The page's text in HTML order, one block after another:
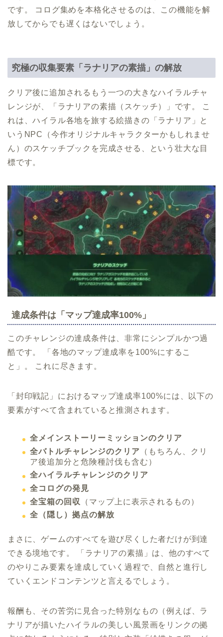
です。 コログ集めを本格化させるのは、この機能を解
放してからでも遅くはないでしょう。
究極の収集要素「ラナリアの素描」の解放
クリア後に追加されるもう一つの大きなハイラルチャ
レンジが、「ラナリアの素描（スケッチ）」です。 こ
れは、ハイラル各地を旅する絵描きの「ラナリア」と
いうNPC（今作オリジナルキャラクターかもしれませ
ん）のスケッチブックを完成させる、という壮大な目
標です。
達成条件は「マップ達成率100%」
このチャレンジの達成条件は、非常にシンプルかつ過
酷です。 「各地のマップ達成率を100%にするこ
と」。 これに尽きます。
「封印戦記」におけるマップ達成率100%には、以下の
要素がすべて含まれていると推測されます。
全メインストーリーミッションのクリア
全バトルチャレンジのクリア （もちろん、クリ
ア後追加分と危険種討伐も含む）
全ハイラルチャレンジのクリア
全コログの発見
全宝箱の回収
（マップ上に表示されるもの）
全（隠し）拠点の解放
まさに、ゲームのすべてを遊び尽くした者だけが到達
できる境地です。 「ラナリアの素描」は、他のすべて
のやりこみ要素を達成していく過程で、自然と進行し
ていくエンドコンテンツと言えるでしょう。
報酬も、その苦労に見合った特別なもの（例えば、ラ
ナリアが描いたハイラルの美しい風景画をリンクの拠